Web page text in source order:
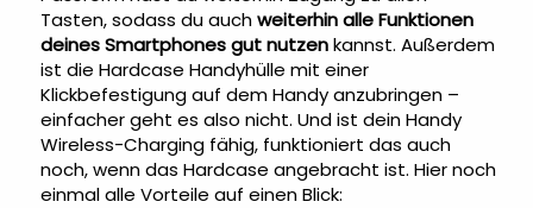
Tasten, sodass du auchweiterhin alle Funktionen
deines Smartphones gut nutzenkannst. Außerdem
ist die Hardcase Handyhülle mit einer
Klickbefestigung auf dem Handy anzubringen –
einfacher geht es also nicht. Und ist dein Handy
Wireless-Charging fähig, funktioniert das auch
noch, wenn das Hardcase angebracht ist. Hier noch
einmal alle Vorteile auf einen Blick: